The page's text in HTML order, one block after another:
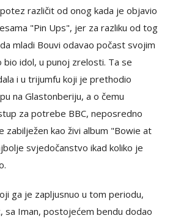
različit od onog kada je objavio
"Pin Ups", jer za razliku od tog
mladi Bouvi odavao počast svojim
bio idol, u punoj zrelosti. Ta se
i u trijumfu koji je prethodio
na Glastonberiju, a o čemu
za potrebe BBC, neposredno
zabilježen kao živi album "Bowie at
svjedočanstvo ikad koliko je
ga je zapljusnuo u tom periodu,
sa Iman, postojećem bendu dodao